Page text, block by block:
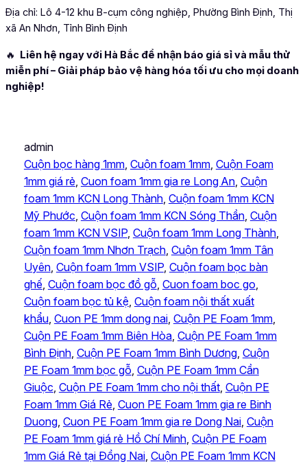
Địa chỉ: Lô 4-12 khu B-cụm công nghiệp, Phường Bình Định, Thị
xã An Nhơn, Tỉnh Bình Định
🔥 Liên hệ ngay với Hà Bắc để nhận báo giá sỉ và mẫu thử
miễn phí – Giải pháp bảo vệ hàng hóa tối ưu cho mọi doanh
nghiệp!
admin
Cuộn bọc hàng 1mm, Cuộn foam 1mm, Cuộn Foam
1mm giá rẻ, Cuon foam 1mm gia re Long An, Cuộn
foam 1mm KCN Long Thành, Cuộn foam 1mm KCN
Mỹ Phước, Cuộn foam 1mm KCN Sóng Thần, Cuộn
foam 1mm KCN VSIP, Cuộn foam 1mm Long Thành
Cuộn foam 1mm Nhơn Trạch, Cuộn foam 1mm Tân
Uyên, Cuộn foam 1mm VSIP, Cuộn foam bọc bàn
ghế, Cuộn foam bọc đồ gỗ, Cuon foam boc go
Cuộn foam bọc tủ kệ, Cuộn foam nội thất xuất
khẩu, Cuon PE 1mm dong nai, Cuộn PE Foam 1mm
Cuộn PE Foam 1mm Biên Hòa, Cuộn PE Foam 1mm
Bình Định, Cuộn PE Foam 1mm Bình Dương, Cuộn
PE Foam 1mm bọc gỗ, Cuộn PE Foam 1mm Cần
Giuộc, Cuộn PE Foam 1mm cho nội thất, Cuộn PE
Foam 1mm Giá Rẻ, Cuon PE Foam 1mm gia re Binh
Duong, Cuon PE Foam 1mm gia re Dong Nai, Cuộn
PE Foam 1mm giá rẻ Hồ Chí Minh, Cuộn PE Foam
1mm Giá Rẻ tại Đồng Nai, Cuộn PE Foam 1mm KCN